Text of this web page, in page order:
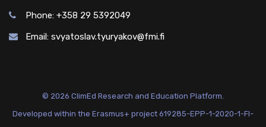
Phone: +358 29 5392049
Email: svyatoslav.tyuryakov@fmi.fi
© 2026 ClimEd Research and Education Platform.
Developed within the Erasmus+ project 619285-EPP-1-2020-1-FI-